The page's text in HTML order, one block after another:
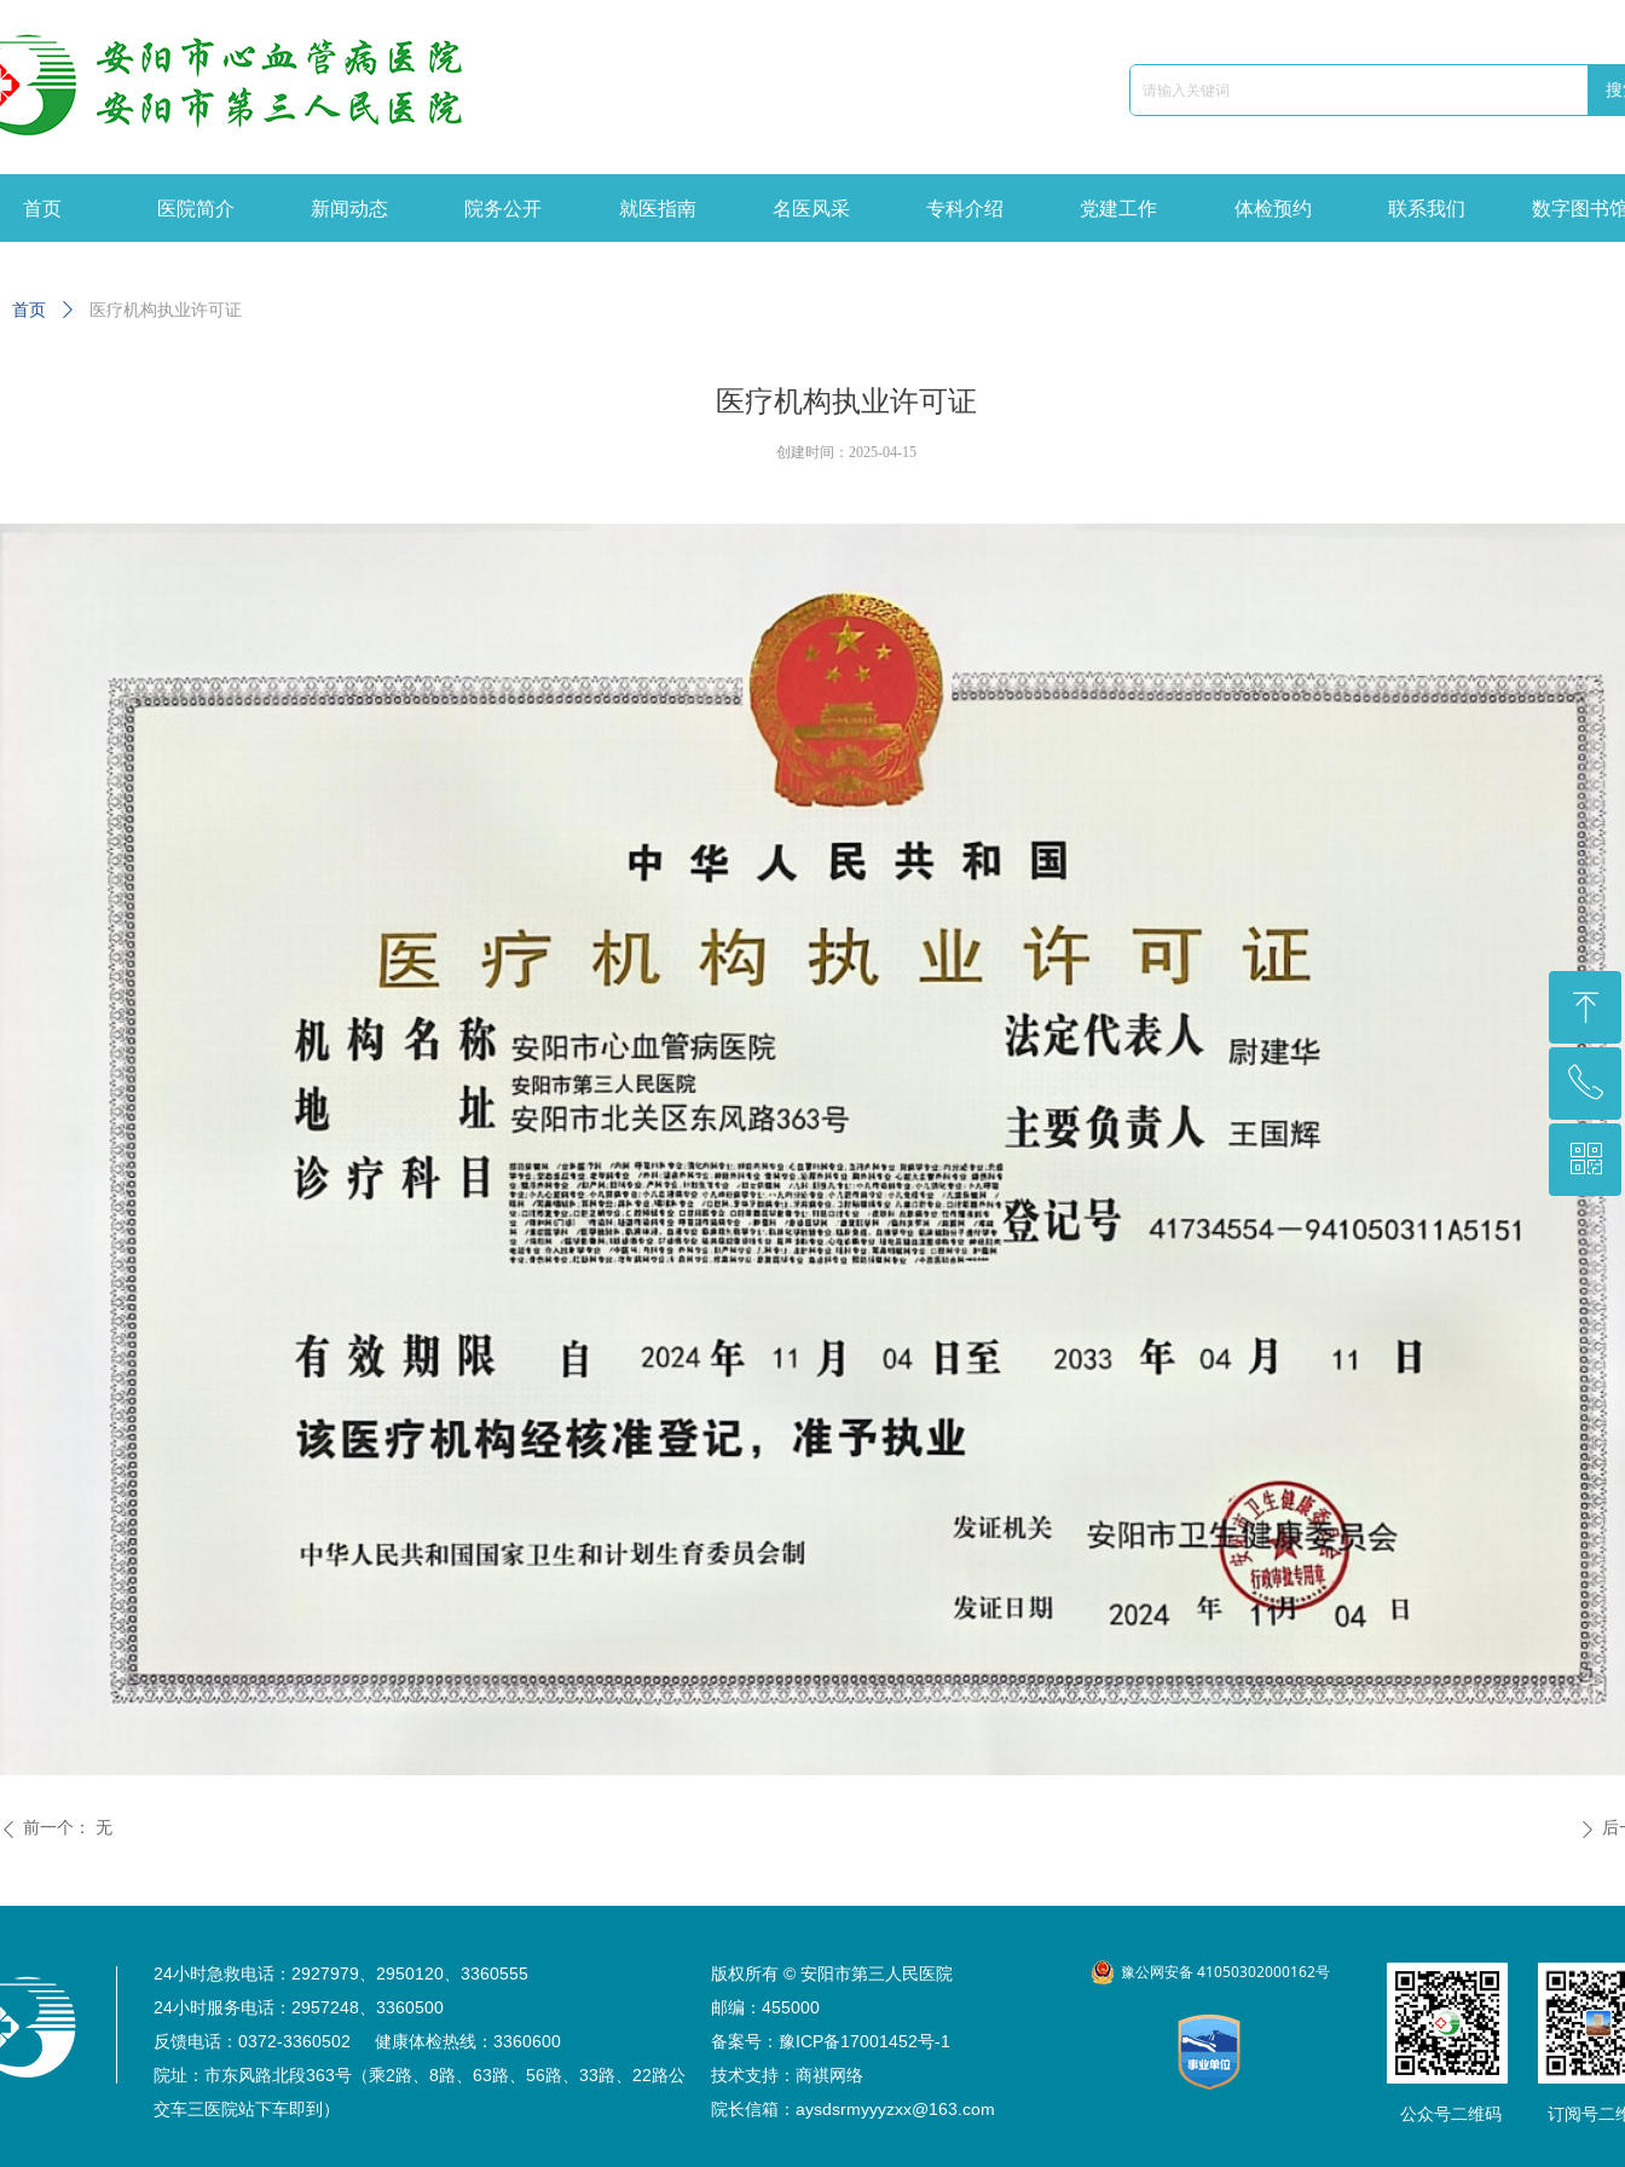
首页 医院简介 新闻动态 院务公开 就医指南 名医风采 专科介绍 党建工作 体检预约 联系我们 数字图书
医疗机构执业许可证
ꄴ 前一个： 无 ꄲ 后
首页 ꄲ 医疗机构执业许可证
创建时间： 2025-04-15
24小时急救电话：2927979、2950120、3360555
24小时服务电话：2957248、3360500
反馈电话：0372-3360502 健康体检热线：3360600
院址：市东风路北段363号（乘2路、8路、63路、56路、33路、22路公
交车三医院站下车即到）
版权所有 © 安阳市第三人民医院
邮编：455000
备案号： 豫ICP备17001452号-1
技术支持： 商祺网络
院长信箱：aysdsrmyyyzxx@163.com
豫公网安备 41050302000162号
公众号二维码 订阅号二
ꁸ
回到顶部
ꂅ
0372-2927979
ꀥ
三医院二维码